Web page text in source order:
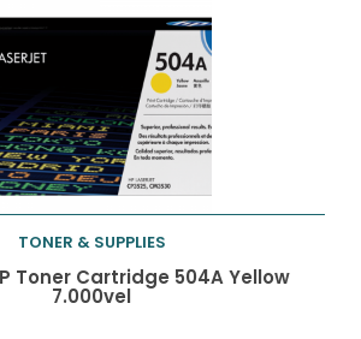
aan
TONER & SUPPLIES
Toner Cartridge 504A Yellow
7.000vel